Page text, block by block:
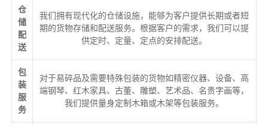
仓
储
配
送
我们拥有现代化的仓储设施，能够为客户提供长期或者短
期的货物存储和配送服务。根据客户的需求，我们可以提
供定时、定量、定点的安排配送。
包
装
服
务
对于易碎品及需要特殊包装的货物如精密仪器、设备、高
端钢琴、红木家具、古董、雕塑、艺术品、名贵字画等，
我们提供量身定制木箱或木架等包装服务。